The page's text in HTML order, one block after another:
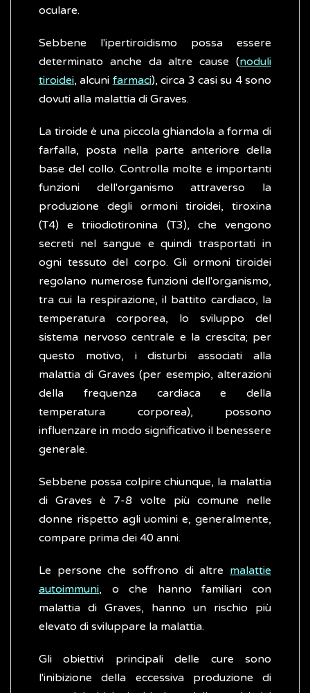
oculare.
Sebbene l'ipertiroidismo possa essere
determinato anche da altre cause (noduli
tiroidei, alcuni farmaci), circa 3 casi su 4 sono
dovuti alla malattia di Graves.
La tiroide è una piccola ghiandola a forma di
farfalla, posta nella parte anteriore della
base del collo. Controlla molte e importanti
funzioni dell'organismo attraverso la
produzione degli ormoni tiroidei, tiroxina
(T4) e triiodiotironina (T3), che vengono
secreti nel sangue e quindi trasportati in
ogni tessuto del corpo. Gli ormoni tiroidei
regolano numerose funzioni dell'organismo,
tra cui la respirazione, il battito cardiaco, la
temperatura corporea, lo sviluppo del
sistema nervoso centrale e la crescita; per
questo motivo, i disturbi associati alla
malattia di Graves (per esempio, alterazioni
della frequenza cardiaca e della
temperatura corporea), possono
influenzare in modo significativo il benessere
generale.
Sebbene possa colpire chiunque, la malattia
di Graves è 7-8 volte più comune nelle
donne rispetto agli uomini e, generalmente,
compare prima dei 40 anni.
Le persone che soffrono di altre malattie
autoimmuni, o che hanno familiari con
malattia di Graves, hanno un rischio più
elevato di sviluppare la malattia.
Gli obiettivi principali delle cure sono
l'inibizione della eccessiva produzione di